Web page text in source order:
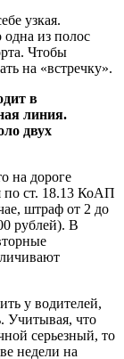
узкая.
из полос
Чтобы
на «встречку».
в
линия.
двух
на дороге
по ст. 18.13 КоАП
штраф от 2 до
рублей). В
у водителей,
Учитывая, что
серьезный, то
недели на